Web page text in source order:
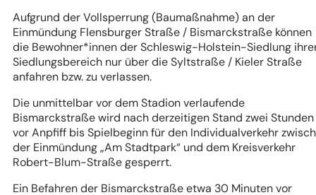
Aufgrund der Vollsperrung (Baumaßnahme) an der
Einmündung Flensburger Straße / Bismarckstraße können
die Bewohner*innen der Schleswig-Holstein-Siedlung
Siedlungsbereich nur über die Syltstraße / Kieler Straße
anfahren bzw. zu verlassen.
Die unmittelbar vor dem Stadion verlaufende
Bismarckstraße wird nach derzeitigen Stand zwei Stunden
vor Anpfiff bis Spielbeginn für den Individualverkehr
der Einmündung „Am Stadtpark“ und dem Kreisverkehr
Robert-Blum-Straße gesperrt.
Ein Befahren der Bismarckstraße etwa 30 Minuten vor